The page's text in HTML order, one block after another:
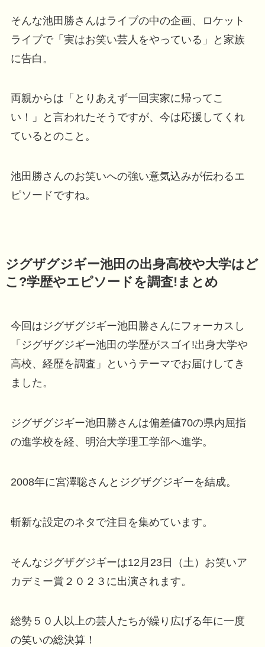
そんな池田勝さんはライブの中の企画、ロケット
ライブで「実はお笑い芸人をやっている」と家族
に告白。
両親からは「とりあえず一回実家に帰ってこ
い！」と言われたそうですが、今は応援してくれ
ているとのこと。
池田勝さんのお笑いへの強い意気込みが伝わるエ
ピソードですね。
ジグザグジギー池田の出身高校や大学はど
こ?学歴やエピソードを調査!まとめ
今回はジグザグジギー池田勝さんにフォーカスし
「ジグザグジギー池田の学歴がスゴイ!出身大学や
高校、経歴を調査」というテーマでお届けしてき
ました。
ジグザグジギー池田勝さんは偏差値70の県内屈指
の進学校を経、明治大学理工学部へ進学。
2008年に宮澤聡さんとジグザグジギーを結成。
斬新な設定のネタで注目を集めています。
そんなジグザグジギーは12月23日（土）お笑いア
カデミー賞２０２３に出演されます。
総勢５０人以上の芸人たちが繰り広げる年に一度
の笑いの総決算！